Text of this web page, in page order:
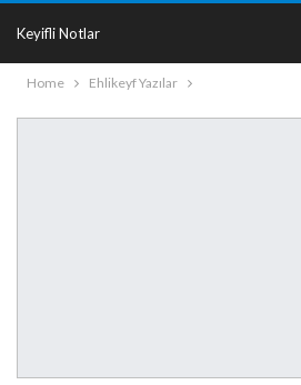
Keyifli Notlar
Home Ehlikeyf Yazılar